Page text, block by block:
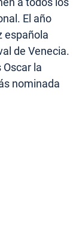
El año
española
de Venecia.
la
nominada